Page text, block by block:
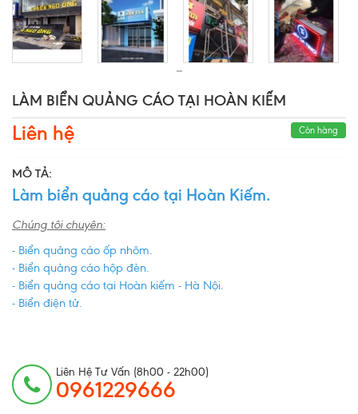
LÀM BIỂN QUẢNG CÁO TẠI HOÀN KIẾM
Liên hệ Còn hàng
MÔ TẢ:
Làm biển quảng cáo tại Hoàn Kiếm.
Chúng tôi chuyên:
- Biển quảng cáo ốp nhôm.
- Biển quảng cáo hộp đèn.
- Biển quảng cáo tại Hoàn kiếm - Hà Nội.
- Biển điện tử.
Liên Hệ Tư Vấn (8h00 - 22h00)
0961229666